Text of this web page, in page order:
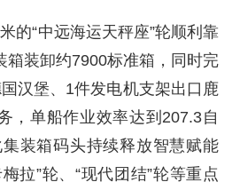
的“中远海运天秤座”轮顺利靠
箱装卸约7900标准箱，同时完
汉堡、1件发电机支架出口鹿
，单船作业效率达到207.3自
装箱码头持续释放智慧赋能
拉”轮、“现代团结”轮等重点